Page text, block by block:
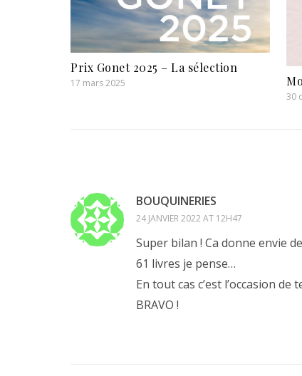
Prix Gonet 2025 – La sélection
17 mars 2025
30
BOUQUINERIES
24 JANVIER 2022 AT 12H47
Super bilan ! Ca donne envie
61 livres je pense…
En tout cas c’est l’occasion
BRAVO !